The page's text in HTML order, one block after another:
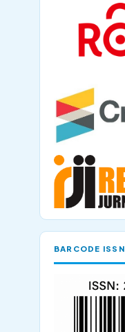
BARCODE ISSN